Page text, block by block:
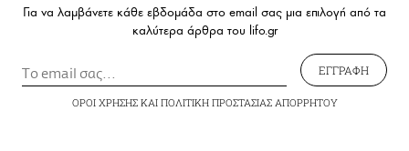
Για να λαμβάνετε κάθε εβδομάδα στο email σας μια επιλογή από τα
καλύτερα άρθρα του lifo.gr
ΕΓΓΡΑΦΗ
ΟΡΟΙ ΧΡΗΣΗΣΚΑΙ ΠΟΛΙΤΙΚΗ ΠΡΟΣΤΑΣΙΑΣ ΑΠΟΡΡΗΤΟΥ